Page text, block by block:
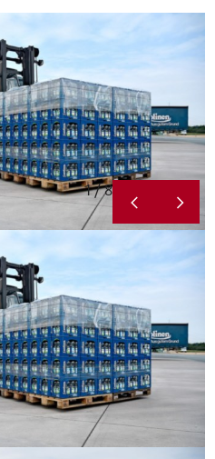
1 / 8